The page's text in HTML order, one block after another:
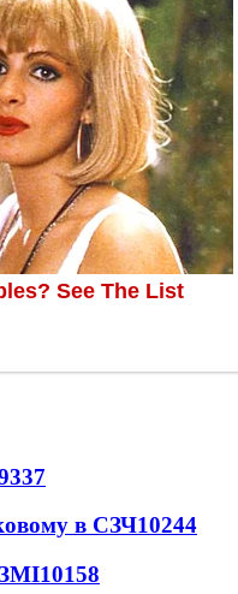
в СЗЧ10244
10158